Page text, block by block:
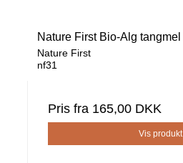
Nature First Bio-Alg tangmel
Nature First
nf31
Pris fra 165,00 DKK
Vis produkt